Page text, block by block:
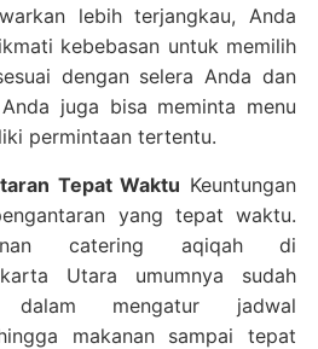
lebih terjangkau, Anda
kebebasan untuk memilih
dengan selera Anda dan
juga bisa meminta menu
permintaan tertentu.
Tepat Waktu Keuntungan
yang tepat waktu.
catering aqiqah di
Utara umumnya sudah
dalam mengatur jadwal
makanan sampai tepat